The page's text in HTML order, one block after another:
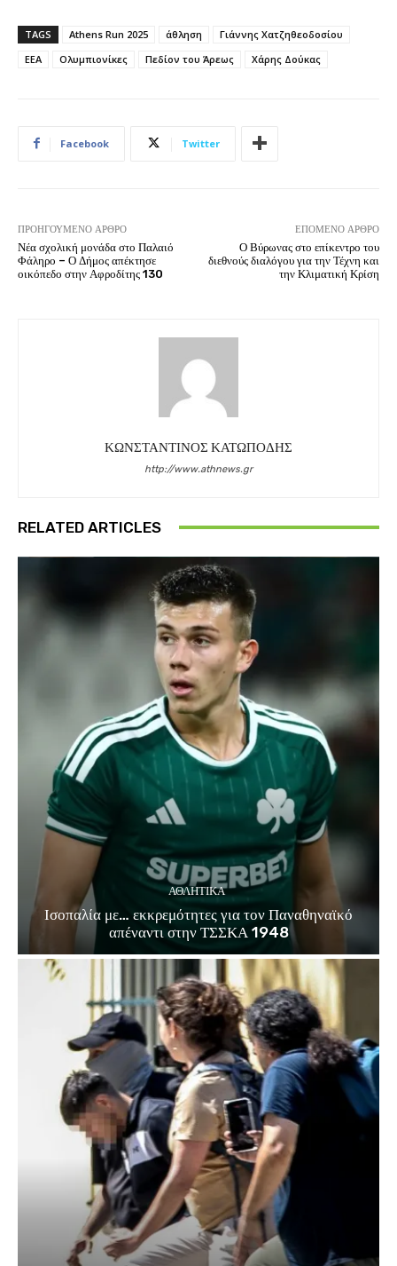
TAGS Athens Run 2025 άθληση
Γιάννης Χατζηθεοδοσίου
ΕΕΑ
Ολυμπιονίκες Πεδίον του Άρεως Χάρης Δούκας
Facebook Twitter
ΠΡΟΗΓΟΎΜΕΝΟ ΆΡΘΡΟ
Νέα σχολική μονάδα στο Παλαιό
Φάληρο – Ο Δήμος απέκτησε
οικόπεδο στην Αφροδίτης 130
ΕΠΌΜΕΝΟ ΆΡΘΡΟ
Ο Βύρωνας στο επίκεντρο του
διεθνούς διαλόγου για την Τέχνη και
την Κλιματική Κρίση
ΚΩΝΣΤΑΝΤΙΝΟΣ ΚΑΤΩΠΟΔΗΣ
http://www.athnews.gr
RELATED ARTICLES
ΑΘΛΗΤΙΚΑ
Ισοπαλία με… εκκρεμότητες για τον Παναθηναϊκό
απέναντι στην ΤΣΣΚΑ 1948